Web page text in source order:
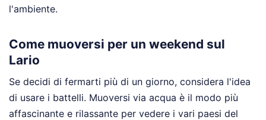
l'ambiente.
Come muoversi per un weekend sul
Lario
Se decidi di fermarti più di un giorno, considera l'idea
di usare i battelli. Muoversi via acqua è il modo più
affascinante e rilassante per vedere i vari paesi del